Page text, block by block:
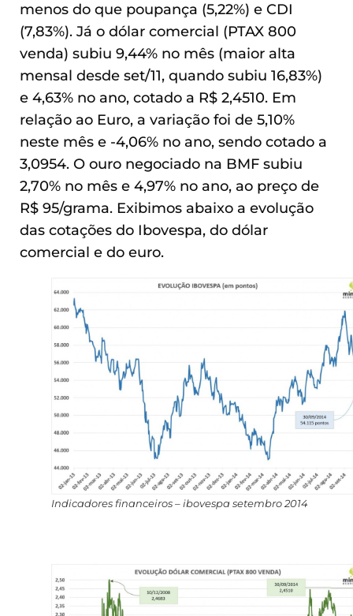
menos do que poupança (5,22%) e CDI
(7,83%). Já o dólar comercial (PTAX 800
venda) subiu 9,44% no mês (maior alta
mensal desde set/11, quando subiu 16,83%)
e 4,63% no ano, cotado a R$ 2,4510. Em
relação ao Euro, a variação foi de 5,10%
neste mês e -4,06% no ano, sendo cotado a
3,0954. O ouro negociado na BMF subiu
2,70% no mês e 4,97% no ano, ao preço de
R$ 95/grama. Exibimos abaixo a evolução
das cotações do Ibovespa, do dólar
comercial e do euro.
Indicadores financeiros – ibovespa setembro 2014